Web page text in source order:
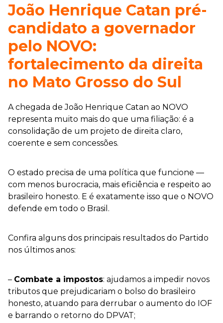
João Henrique Catan pré-
candidato a governador
pelo NOVO:
fortalecimento da direita
no Mato Grosso do Sul
A chegada de João Henrique Catan ao NOVO
representa muito mais do que uma filiação: é a
consolidação de um projeto de direita claro,
coerente e sem concessões.
O estado precisa de uma política que funcione —
com menos burocracia, mais eficiência e respeito ao
brasileiro honesto. E é exatamente isso que o NOVO
defende em todo o Brasil.
Confira alguns dos principais resultados do Partido
nos últimos anos:
– Combate a impostos: ajudamos a impedir novos
tributos que prejudicariam o bolso do brasileiro
honesto, atuando para derrubar o aumento do IOF
e barrando o retorno do DPVAT;